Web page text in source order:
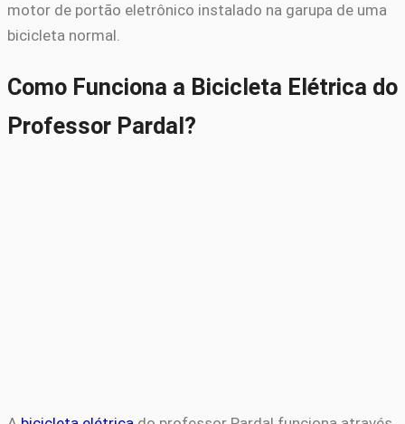
motor de portão eletrônico instalado na garupa de uma
bicicleta normal.
Como Funciona a Bicicleta Elétrica do
Professor Pardal?